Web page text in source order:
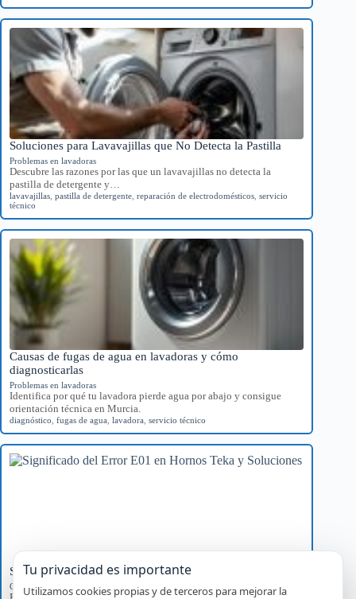
Soluciones para Lavavajillas que No Detecta la Pastilla
Problemas en lavadoras
Descubre las razones por las que un lavavajillas no detecta la
pastilla de detergente y…
lavavajillas pastilla de detergente reparación de electrodomésticos servicio
técnico
Causas de fugas de agua en lavadoras y cómo
diagnosticarlas
Problemas en lavadoras
Identifica por qué tu lavadora pierde agua por abajo y consigue
orientación técnica en Murcia.
diagnóstico fugas de agua lavadora servicio técnico
Significado del Error E01 en Hornos Teka y Soluciones
Códigos de error por marca
Tu privacidad es importante
Utilizamos cookies propias y de terceros para mejorar la